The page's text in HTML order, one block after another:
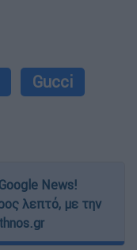
Gucci
News!
λεπτό, με την